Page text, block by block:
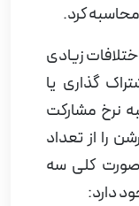
کرد.
زیادی
گذاری یا
نرخ مشارکت
را از تعداد
صورت کلی سه
دارد: